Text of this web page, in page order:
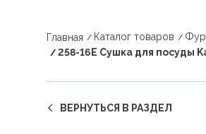
Главная Каталог товаров
258-16Е Сушка для посуды
ВЕРНУТЬСЯ В РАЗДЕЛ